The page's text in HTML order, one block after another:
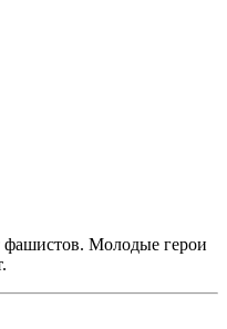
фашистов. Молодые герои